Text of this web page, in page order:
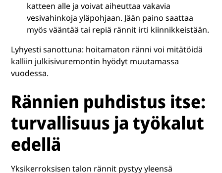
katteen alle ja voivat aiheuttaa vakavia
vesivahinkoja yläpohjaan. Jään paino saattaa
myös vääntää tai repiä rännit irti kiinnikkeistään.
Lyhyesti sanottuna: hoitamaton ränni voi mitätöidä
kalliin julkisivuremontin hyödyt muutamassa
vuodessa.
Rännien puhdistus itse:
turvallisuus ja työkalut
edellä
Yksikerroksisen talon rännit pystyy yleensä